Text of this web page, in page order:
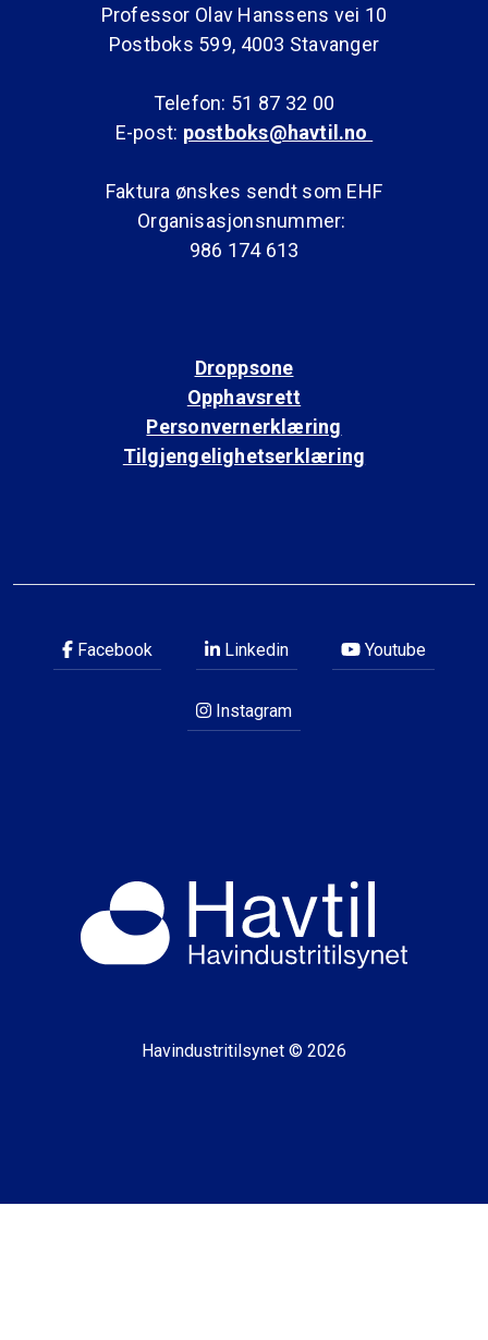
Professor Olav Hanssens vei 10
Postboks 599, 4003 Stavanger
Telefon: 51 87 32 00
E-post: postboks@havtil.no
Faktura ønskes sendt som EHF
Organisasjonsnummer:
986 174 613
Droppsone
Opphavsrett
Personvernerklæring
Tilgjengelighetserklæring
Facebook Linkedin Youtube
Instagram
Havindustritilsynet © 2026